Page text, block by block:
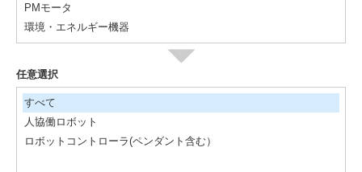
PMモータ
環境・エネルギー機器
任意選択
すべて
人協働ロボット
ロボットコントローラ(ペンダント含む）